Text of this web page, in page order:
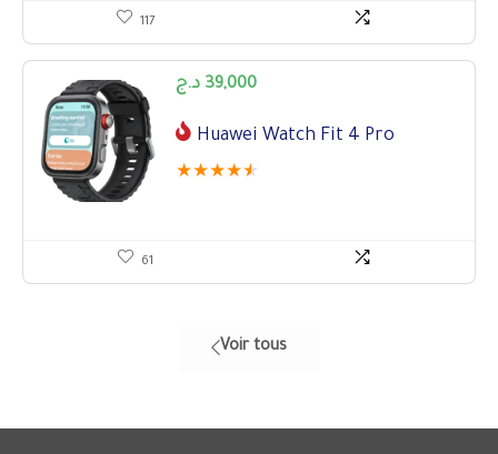
117
39,000 د.ج
Huawei Watch Fit 4 Pro
★★★★★
61
Voir tous